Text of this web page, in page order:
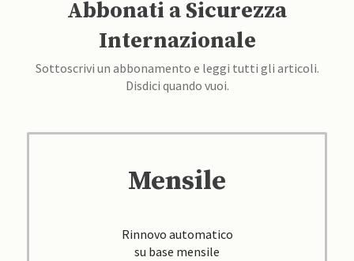
Abbonati a Sicurezza
Internazionale
Sottoscrivi un abbonamento e leggi tutti gli articoli.
Disdici quando vuoi.
Mensile
Rinnovo automatico
su base mensile